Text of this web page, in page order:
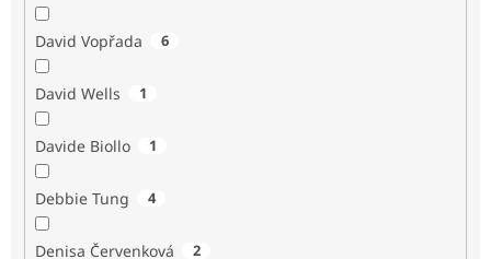
David Vopřada 6
David Wells 1
Davide Biollo 1
Debbie Tung 4
Denisa Červenková 2